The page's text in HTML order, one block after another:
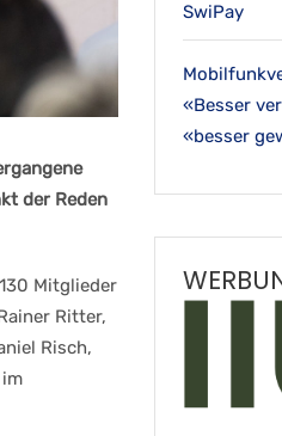
der Reden
Mitglieder
Ritter,
Risch,
SwiPay
«Besser
«besser